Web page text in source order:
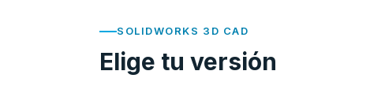
SOLIDWORKS 3D CAD
Elige tu versión